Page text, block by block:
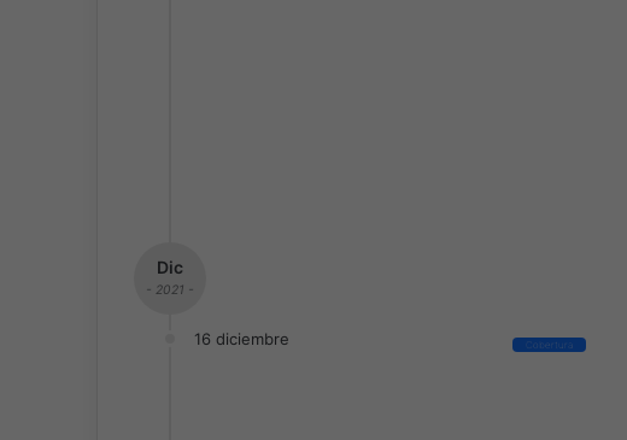
Dic
- 2021 -
16 diciembre Cobertura